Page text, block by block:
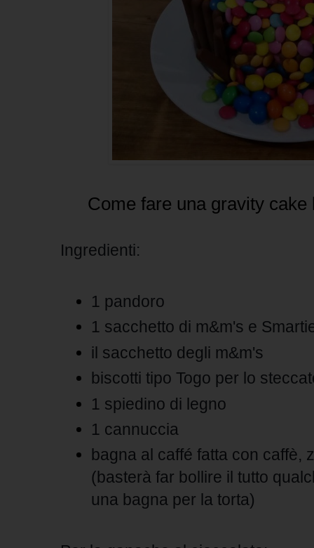
Come fare una gravity
Ingredienti:
1 pandoro
1 sacchetto di m&m's e
il sacchetto degli m&m's
biscotti tipo Togo per lo
1 spiedino di legno
1 cannuccia
bagna al caffé fatta con caffè,
(basterà far bollire il tutto
una bagna per la torta)